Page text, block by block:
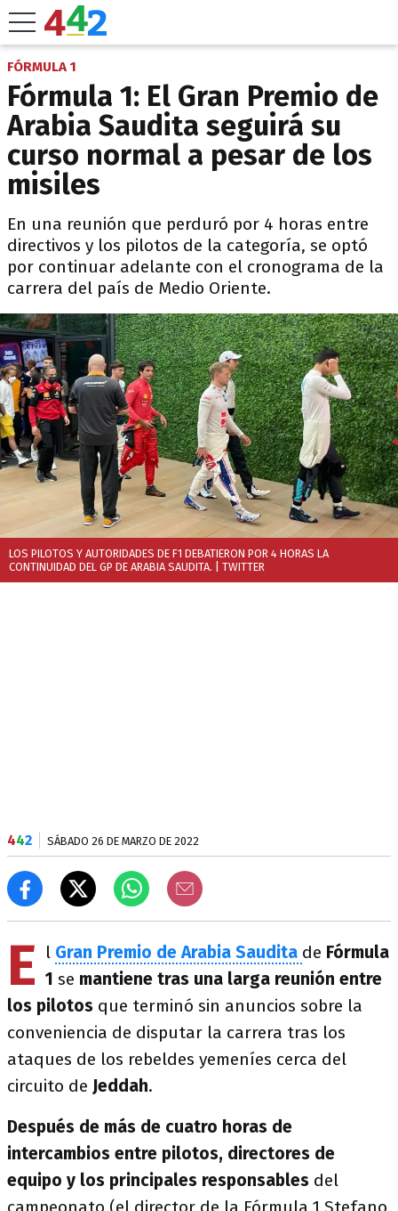
FÓRMULA 1
Fórmula 1: El Gran Premio de
Arabia Saudita seguirá su
curso normal a pesar de los
misiles
En una reunión que perduró por 4 horas entre
directivos y los pilotos de la categoría, se optó
por continuar adelante con el cronograma de la
carrera del país de Medio Oriente.
LOS PILOTOS Y AUTORIDADES DE F1 DEBATIERON POR 4 HORAS LA
CONTINUIDAD DEL GP DE ARABIA SAUDITA. | TWITTER
442 SÁBADO 26 DE MARZO DE 2022
E l Gran Premio de Arabia Saudita de Fórmula
1 se mantiene tras una larga reunión entre
los pilotos que terminó sin anuncios sobre la
conveniencia de disputar la carrera tras los
ataques de los rebeldes yemeníes cerca del
circuito de Jeddah.
Después de más de cuatro horas de
intercambios entre pilotos, directores de
equipo y los principales responsables del